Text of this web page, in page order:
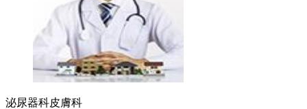
泌尿器科皮膚科